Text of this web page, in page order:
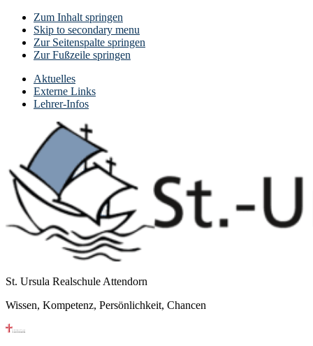
Zum Inhalt springen
Skip to secondary menu
Zur Seitenspalte springen
Zur Fußzeile springen
Aktuelles
Externe Links
Lehrer-Infos
St. Ursula Realschule Attendorn
Wissen, Kompetenz, Persönlichkeit, Chancen